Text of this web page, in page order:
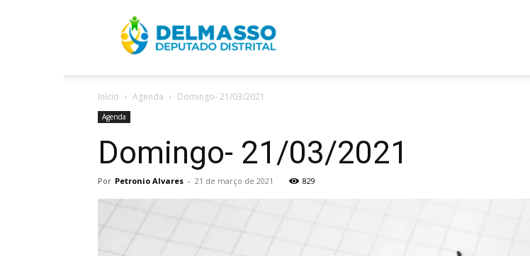
Início Agenda Domingo- 21/03/2021
Agenda
Domingo- 21/03/2021
Por Petronio Alvares - 21 de março de 2021 829